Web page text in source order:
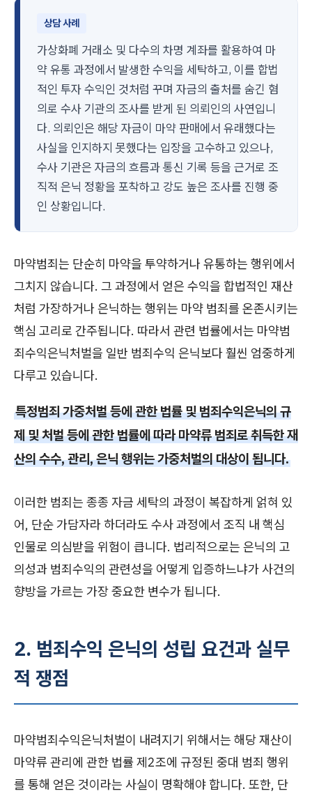
상담 사례
가상화폐 거래소 및 다수의 차명 계좌를 활용하여 마
약 유통 과정에서 발생한 수익을 세탁하고, 이를 합법
적인 투자 수익인 것처럼 꾸며 자금의 출처를 숨긴 혐
의로 수사 기관의 조사를 받게 된 의뢰인의 사연입니
다. 의뢰인은 해당 자금이 마약 판매에서 유래했다는
사실을 인지하지 못했다는 입장을 고수하고 있으나,
수사 기관은 자금의 흐름과 통신 기록 등을 근거로 조
직적 은닉 정황을 포착하고 강도 높은 조사를 진행 중
인 상황입니다.
마약범죄는 단순히 마약을 투약하거나 유통하는 행위에서
그치지 않습니다. 그 과정에서 얻은 수익을 합법적인 재산
처럼 가장하거나 은닉하는 행위는 마약 범죄를 온존시키는
핵심 고리로 간주됩니다. 따라서 관련 법률에서는 마약범
죄수익은닉처벌을 일반 범죄수익 은닉보다 훨씬 엄중하게
다루고 있습니다.
특정범죄 가중처벌 등에 관한 법률 및 범죄수익은닉의 규
제 및 처벌 등에 관한 법률에 따라 마약류 범죄로 취득한 재
산의 수수, 관리, 은닉 행위는 가중처벌의 대상이 됩니다.
이러한 범죄는 종종 자금 세탁의 과정이 복잡하게 얽혀 있
어, 단순 가담자라 하더라도 수사 과정에서 조직 내 핵심
인물로 의심받을 위험이 큽니다. 법리적으로는 은닉의 고
의성과 범죄수익의 관련성을 어떻게 입증하느냐가 사건의
향방을 가르는 가장 중요한 변수가 됩니다.
2. 범죄수익 은닉의 성립 요건과 실무
적 쟁점
마약범죄수익은닉처벌이 내려지기 위해서는 해당 재산이
마약류 관리에 관한 법률 제2조에 규정된 중대 범죄 행위
를 통해 얻은 것이라는 사실이 명확해야 합니다. 또한, 단